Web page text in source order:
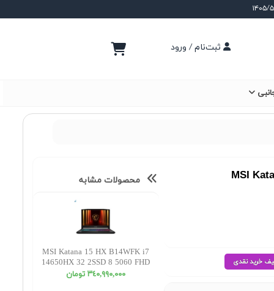
ثبت‌نام / ورود
MSI محصولات مشابه
MSI Katana 15 HX B14WFK i7
14650HX 32 2SSD 8 5060 FHD
٣٤٠,٩٩٠,٠٠٠ تومان